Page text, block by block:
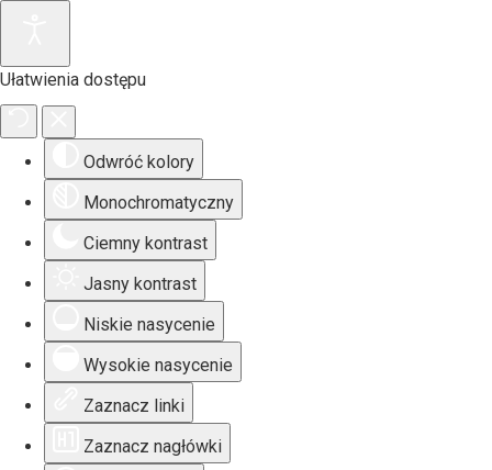
Ułatwienia dostępu
Odwróć kolory
Monochromatyczny
Ciemny kontrast
Jasny kontrast
Niskie nasycenie
Wysokie nasycenie
Zaznacz linki
Zaznacz nagłówki